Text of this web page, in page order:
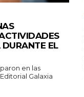
EL
en las
Galaxia